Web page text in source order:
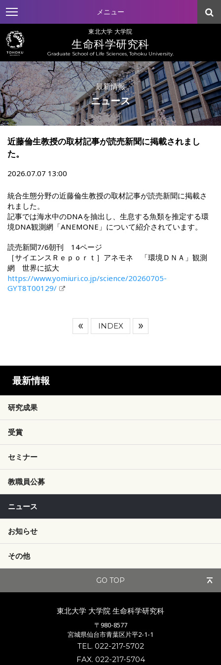
メニュー
東北大学 大学院
生命科学研究科
Graduate School of Life Sciences, Tohoku University.
最新情報
ニュース
近藤倫生教授の取材記事が読売新聞に掲載されまし
た。
2026.07.07 13:00
統合生態分野の近藤倫生教授の取材記事が読売新聞に掲載さ
れました。
記事では海水中のDNAを抽出し、生息する魚類を推定する環
境DNA観測網「ANEMONE」について紹介されています。
読売新聞7/6朝刊 14ページ
［サイエンスＲｅｐｏｒｔ］アネモネ 「環境ＤＮＡ」観測
網 世界に拡大
https://www.yomiuri.co.jp/science/20260705-
GYT8T00129/
INDEX
最新情報
研究成果
受賞
セミナー
教職員公募
ニュース
お知らせ
その他
GO TOP
東北大学 大学院 生命科学研究科
〒980-8577
宮城県仙台市青葉区片平2-1-1
TEL. 022-217-5702
FAX. 022-217-5704